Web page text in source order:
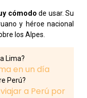
cómodo de usar. Su
y héroe nacional
los Alpes.
Lima?
en un día
Perú?
a Perú por